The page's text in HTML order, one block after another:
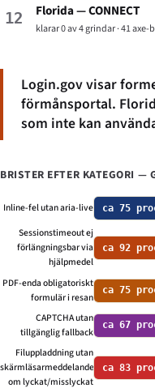
12 Florida — CONNECT
klarar 0 av 4 grindar · 41 axe-
Login.gov visar
förmånsportal.
som inte kan
BRISTER EFTER KATEGORI —
Inline-fel utan aria-live ca 75
Sessionstimeout ej
förlängningsbar via
hjälpmedel
ca 92
PDF-enda obligatoriskt
formulär i resan
ca 75
CAPTCHA utan
tillgänglig fallback
ca 67
Filuppladdning utan
skärmläsarmeddelande
om lyckat/misslyckat
ca 83